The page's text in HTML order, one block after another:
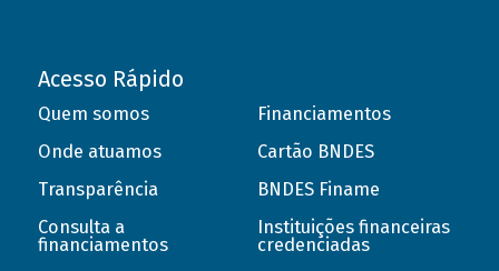
Acesso Rápido
Quem somos
Onde atuamos
Transparência
Consulta a
financiamentos
Financiamentos
Cartão BNDES
BNDES Finame
Instituições financeiras
credenciadas